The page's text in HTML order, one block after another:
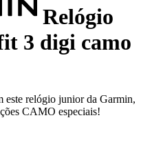
Relógio
3 digi camo
este relógio junior da Garmin,
CAMO especiais!